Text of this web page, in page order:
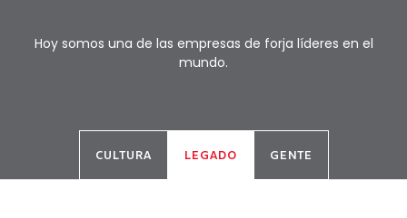
Hoy somos una de las empresas de forja líderes en el
mundo.
CULTURA LEGADO GENTE